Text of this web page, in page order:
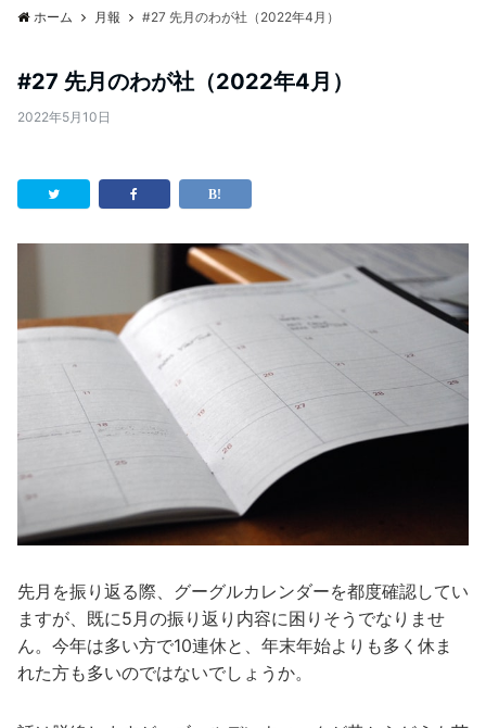
ホーム 月報 #27 先月のわが社（2022年4月）
#27 先月のわが社（2022年4月）
2022年5月10日
先月を振り返る際、グーグルカレンダーを都度確認してい
ますが、既に5月の振り返り内容に困りそうでなりませ
ん。今年は多い方で10連休と、年末年始よりも多く休ま
れた方も多いのではないでしょうか。